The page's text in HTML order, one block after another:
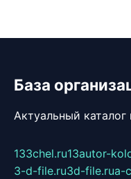
База
Актуальный
133chel.ru13autor-
3-d-file.ru3d-file.rua-